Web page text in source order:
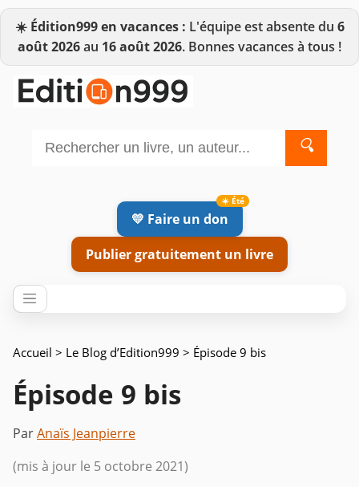
☀️ Édition999 en vacances : L'équipe est absente du 6
août 2026au 16 août 2026. Bonnes vacances à tous !
🔍
💛 Faire un don
Publier gratuitement un livre
Accueil > Le Blog d’Edition999 > Épisode 9 bis
Épisode 9 bis
ParAnaïs Jeanpierre
(mis à jour le 5 octobre 2021)